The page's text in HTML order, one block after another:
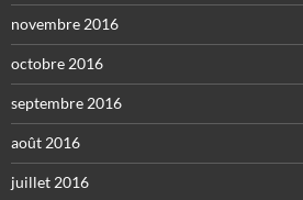
novembre 2016
octobre 2016
septembre 2016
août 2016
juillet 2016